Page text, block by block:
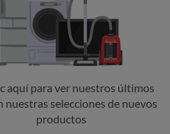
aquí para ver nuestros últimos
nuestras selecciones de nuevos
productos